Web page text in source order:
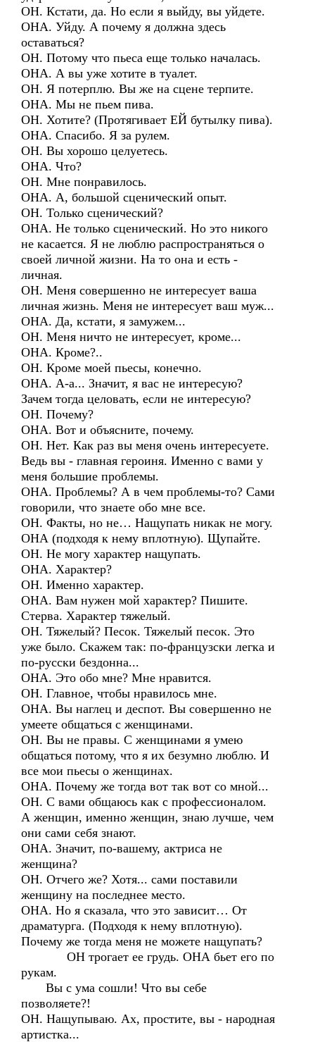
ОН. Кстати, да. Но если я выйду, вы уйдете.
ОНА. Уйду. А почему я должна здесь
оставаться?
ОН. Потому что пьеса еще только началась.
ОНА. А вы уже хотите в туалет.
ОН. Я потерплю. Вы же на сцене терпите.
ОНА. Мы не пьем пива.
ОН. Хотите? (Протягивает ЕЙ бутылку пива).
ОНА. Спасибо. Я за рулем.
ОН. Вы хорошо целуетесь.
ОНА. Что?
ОН. Мне понравилось.
ОНА. А, большой сценический опыт.
ОН. Только сценический?
ОНА. Не только сценический. Но это никого
не касается. Я не люблю распространяться о
своей личной жизни. На то она и есть -
личная.
ОН. Меня совершенно не интересует ваша
личная жизнь. Меня не интересует ваш муж...
ОНА. Да, кстати, я замужем...
ОН. Меня ничто не интересует, кроме...
ОНА. Кроме?..
ОН. Кроме моей пьесы, конечно.
ОНА. А-а... Значит, я вас не интересую?
Зачем тогда целовать, если не интересую?
ОН. Почему?
ОНА. Вот и объясните, почему.
ОН. Нет. Как раз вы меня очень интересуете.
Ведь вы - главная героиня. Именно с вами у
меня большие проблемы.
ОНА. Проблемы? А в чем проблемы-то? Сами
говорили, что знаете обо мне все.
ОН. Факты, но не… Нащупать никак не могу.
ОНА (подходя к нему вплотную). Щупайте.
ОН. Не могу характер нащупать.
ОНА. Характер?
ОН. Именно характер.
ОНА. Вам нужен мой характер? Пишите.
Стерва. Характер тяжелый.
ОН. Тяжелый? Песок. Тяжелый песок. Это
уже было. Скажем так: по-французски легка и
по-русски бездонна...
ОНА. Это обо мне? Мне нравится.
ОН. Главное, чтобы нравилось мне.
ОНА. Вы наглец и деспот. Вы совершенно не
умеете общаться с женщинами.
ОН. Вы не правы. С женщинами я умею
общаться потому, что я их безумно люблю. И
все мои пьесы о женщинах.
ОНА. Почему же тогда вот так вот со мной...
ОН. С вами общаюсь как с профессионалом.
А женщин, именно женщин, знаю лучше, чем
они сами себя знают.
ОНА. Значит, по-вашему, актриса не
женщина?
ОН. Отчего же? Хотя... сами поставили
женщину на последнее место.
ОНА. Но я сказала, что это зависит… От
драматурга. (Подходя к нему вплотную).
Почему же тогда меня не можете нащупать?
ОН трогает ее грудь. ОНА бьет его по
рукам.
Вы с ума сошли! Что вы себе
позволяете?!
ОН. Нащупываю. Ах, простите, вы - народная
артистка...